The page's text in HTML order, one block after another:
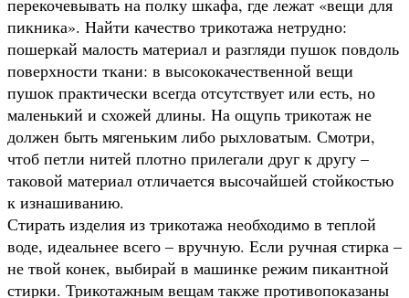
пикника». Найти качество трикотажа нетрудно:
пошеркай малость материал и разгляди пушок повдоль
поверхности ткани: в высококачественной вещи
пушок практически всегда отсутствует или есть, но
маленький и схожей длины. На ощупь трикотаж не
должен быть мягеньким либо рыхловатым. Смотри,
чтоб петли нитей плотно прилегали друг к другу –
таковой материал отличается высочайшей стойкостью
к изнашиванию.
Стирать изделия из трикотажа необходимо в теплой
воде, идеальнее всего – вручную. Если ручная стирка –
не твой конек, выбирай в машинке режим пикантной
стирки. Трикотажным вещам также противопоказаны